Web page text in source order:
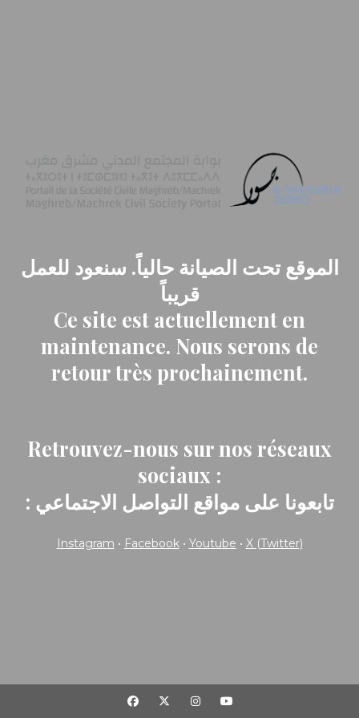
الموقع تحت الصيانة حالياً. سنعود للعمل
قريباً
Ce site est actuellement en
maintenance. Nous serons de
retour très prochainement.
Retrouvez-nous sur nos réseaux
sociaux :
: تابعونا على مواقع التواصل الاجتماعي
Instagram • Facebook• Youtube • X (Twitter)